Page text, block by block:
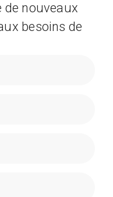
nouveaux
besoins de